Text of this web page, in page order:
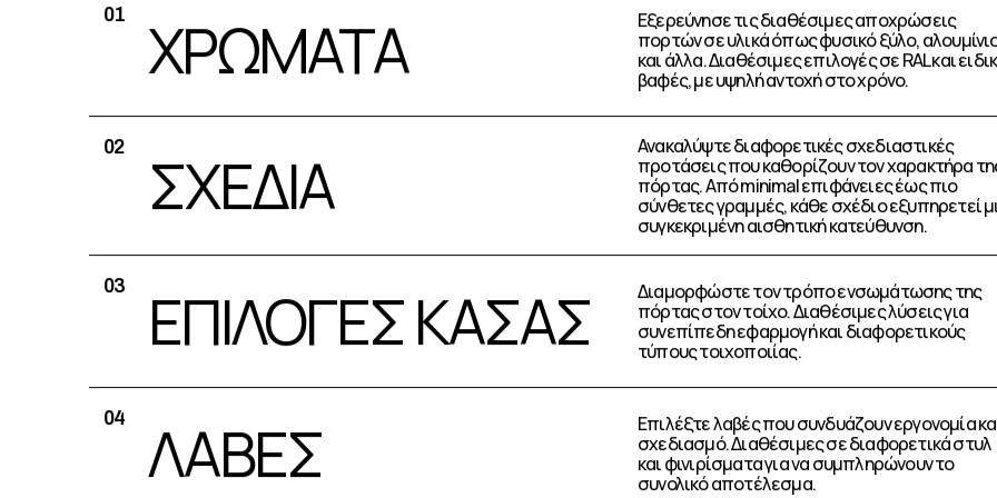
01 ΧΡΩΜΑΤΑ
Εξερεύνησε τις διαθέσιμες αποχρώσεις
πορτών σε υλικά όπως φυσικό ξύλο,
και άλλα. Διαθέσιμες επιλογές σε RAL και
βαφές, με υψηλή αντοχή στο χρόνο.
02 ΣΧΕΔΙΑ
Ανακαλύψτε διαφορετικές σχεδιαστικές
προτάσεις που καθορίζουν τον χαρακτήρα
πόρτας. Από minimal επιφάνειες έως πιο
σύνθετες γραμμές, κάθε σχέδιο εξυπηρετεί
συγκεκριμένη αισθητική κατεύθυνση.
03 ΕΠΙΛΟΓΕΣ ΚΑΣΑΣ
Διαμορφώστε τον τρόπο ενσωμάτωσης της
πόρτας στον τοίχο. Διαθέσιμες λύσεις για
συνεπίπεδη εφαρμογή και διαφορετικούς
τύπους τοιχοποιίας.
04 ΛΑΒΕΣ
Επιλέξτε λαβές που συνδυάζουν εργονομία
σχεδιασμό. Διαθέσιμες σε διαφορετικά στυλ
και φινιρίσματα για να συμπληρώνουν το
συνολικό αποτέλεσμα.